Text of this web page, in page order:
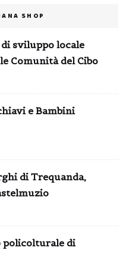
SHOP
sviluppo locale
Comunità del Cibo
e Bambini
di Trequanda,
policolturale di